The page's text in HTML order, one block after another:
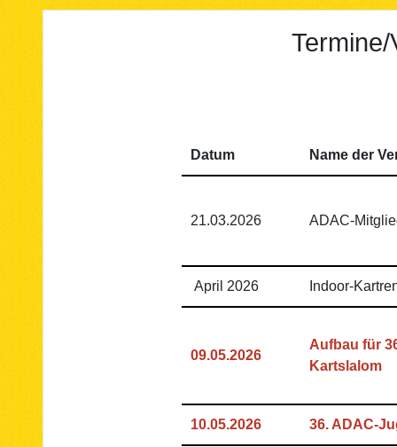
Datum Name der
21.03.2026 ADAC-
April 2026 Indoor-
09.05.2026
Aufbau für
Kartslalom
10.05.2026 36. ADAC-